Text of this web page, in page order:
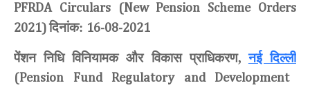
PFRDA Circulars (New Pension Scheme Orders
2021)दिनांक: 16-08-2021
पेंशन निधि विनियामक और विकास प्राधिकरण, नई दिल्ली
(Pension Fund Regulatory and Development